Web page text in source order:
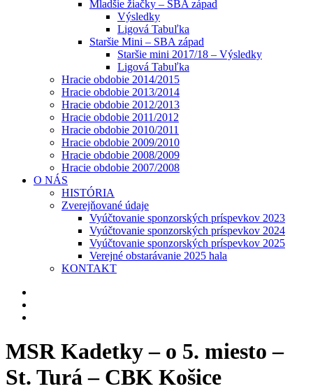
Mladšie žiačky – SBA západ
Výsledky
Ligová Tabuľka
Staršie Mini – SBA západ
Staršie mini 2017/18 – Výsledky
Ligová Tabuľka
Hracie obdobie 2014/2015
Hracie obdobie 2013/2014
Hracie obdobie 2012/2013
Hracie obdobie 2011/2012
Hracie obdobie 2010/2011
Hracie obdobie 2009/2010
Hracie obdobie 2008/2009
Hracie obdobie 2007/2008
O NÁS
HISTÓRIA
Zverejňované údaje
Vyúčtovanie sponzorských príspevkov 2023
Vyúčtovanie sponzorských príspevkov 2024
Vyúčtovanie sponzorských príspevkov 2025
Verejné obstarávanie 2025 hala
KONTAKT
MSR Kadetky – o 5. miesto –
St. Turá – CBK Košice